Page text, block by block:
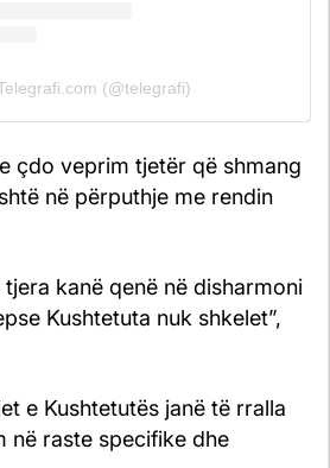
(@telegrafi)
çdo veprim tjetër që shmang
në përputhje me rendin
kanë qenë në disharmoni
Kushtetuta nuk shkelet”,
e Kushtetutës janë të rralla
në raste specifike dhe